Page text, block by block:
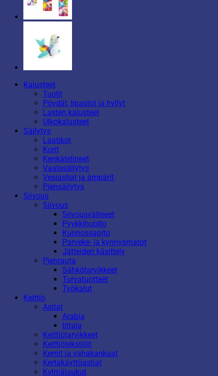
Kalusteet
Tuolit
Pöydät, lipastot ja hyllyt
Lasten kalusteet
Ulkokalusteet
Säilytys
Laatikot
Korit
Kenkätelineet
Vaatesäilytys
Vesiastiat ja ämpärit
Piensäilytys
Siivous
Siivous
Siivousvälineet
Pyykkihuolto
Kunnossapito
Parveke- ja kynnysmatot
Jätteiden käsittely
Pienrauta
Sähkötarvikkeet
Turvatuotteet
Työkalut
Keittiö
Astiat
Arabia
Iittala
Keittiötarvikkeet
Keittiötekstiilit
Kernit ja vahakankaat
Kertakäyttöastiat
Kylmälaukut